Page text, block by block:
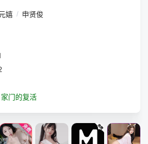
嬉 / 申贤俊
门的复活